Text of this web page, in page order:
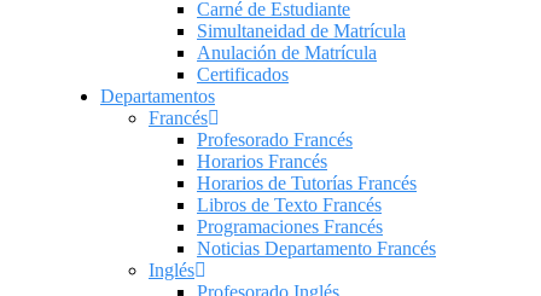
Carné de Estudiante
Simultaneidad de Matrícula
Anulación de Matrícula
Certificados
Departamentos
Francés
Profesorado Francés
Horarios Francés
Horarios de Tutorías Francés
Libros de Texto Francés
Programaciones Francés
Noticias Departamento Francés
Inglés
Profesorado Inglés